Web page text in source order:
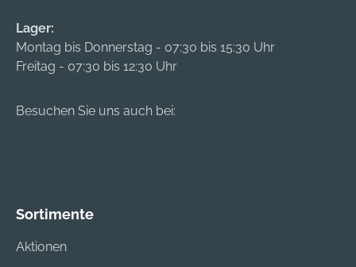
Lager:
Montag bis Donnerstag - 07:30 bis 15:30 Uhr
Freitag - 07:30 bis 12:30 Uhr
Besuchen Sie uns auch bei:
Sortimente
Aktionen